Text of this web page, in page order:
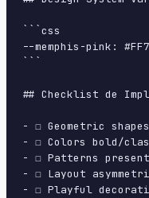
```css
--memphis-pink:
```
## Checklist de
- ☐ Geometric
- ☐ Colors bold/
- ☐ Patterns present
- ☐ Layout
- ☐ Playful